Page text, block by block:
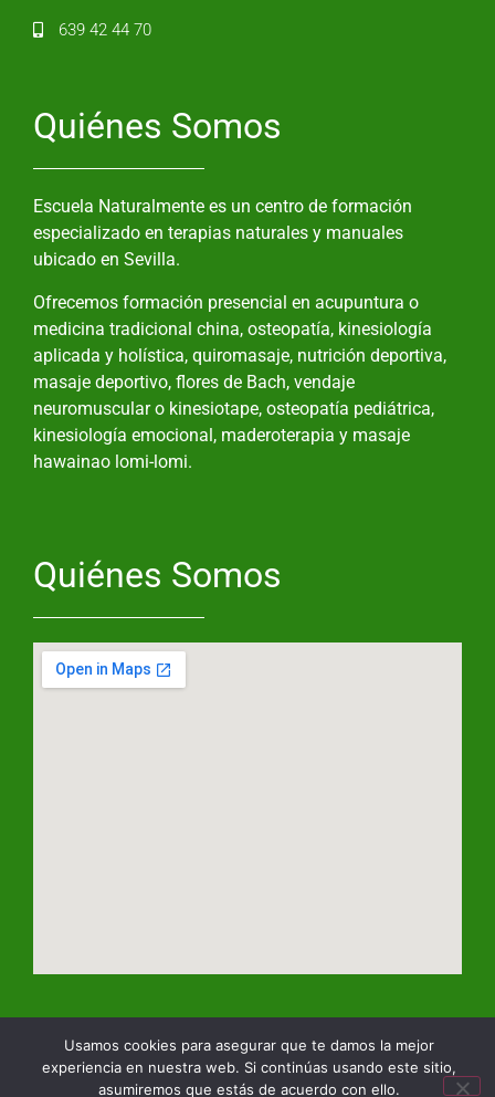
639 42 44 70
Quiénes Somos
Escuela Naturalmente es un centro de formación
especializado en terapias naturales y manuales
ubicado en Sevilla.
Ofrecemos formación presencial en acupuntura o
medicina tradicional china, osteopatía, kinesiología
aplicada y holística, quiromasaje, nutrición deportiva,
masaje deportivo, flores de Bach, vendaje
neuromuscular o kinesiotape, osteopatía pediátrica,
kinesiología emocional, maderoterapia y masaje
hawainao lomi-lomi.
Quiénes Somos
© Copyright 2023 Escuela Naturalmente
Usamos cookies para asegurar que te damos la mejor
experiencia en nuestra web. Si continúas usando este sitio,
asumiremos que estás de acuerdo con ello.